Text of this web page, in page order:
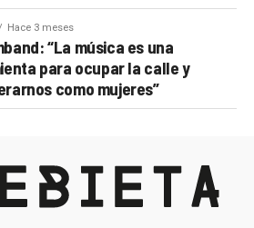
Hace 3 meses
“La música es una
para ocupar la calle y
como mujeres”